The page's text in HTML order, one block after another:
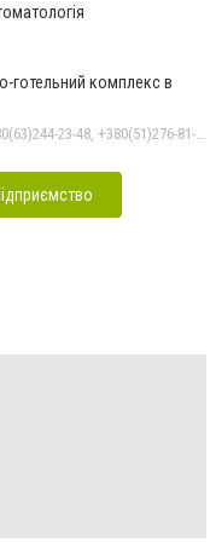
готельний комплекс в